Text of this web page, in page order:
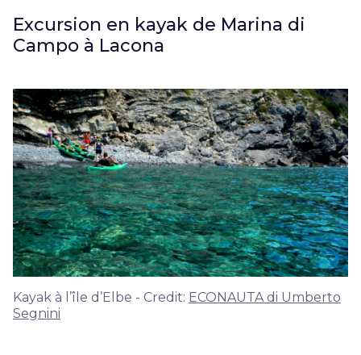
Excursion en kayak de Marina di
Campo à Lacona
Kayak à l’île d’Elbe - Credit: ECONAUTA di Umberto
Segnini